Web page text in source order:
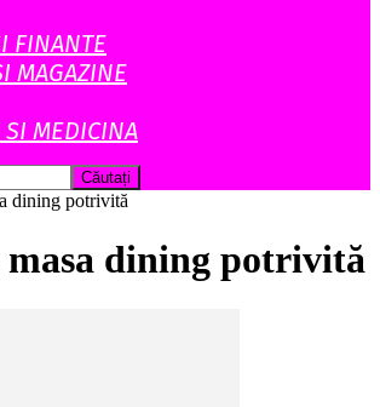
FINANTE
MAGAZINE
SI MEDICINA
dining potrivită
dining potrivită